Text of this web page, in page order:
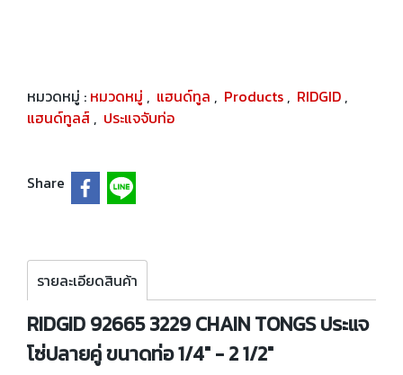
หมวดหมู่ : หมวดหมู่ , แฮนด์ทูล , Products , RIDGID ,
แฮนด์ทูลส์ , ประแจจับท่อ
Share
รายละเอียดสินค้า
RIDGID 92665 3229 CHAIN TONGS ประแจ
โซ่ปลายคู่ ขนาดท่อ 1/4" - 2 1/2"